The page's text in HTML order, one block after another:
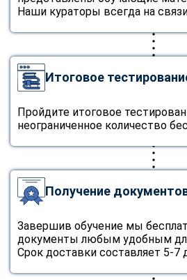
Наши кураторы всегда на
Итоговое
Пройдите итоговое
неограниченное количество
Получение
Завершив обучение мы
документы любым удобным
Срок доставки составляет 5-7